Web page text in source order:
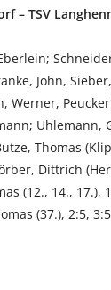
– TSV
John,
Werner,
Uhlemann,
Thomas
Dittrich
(12., 14., 17.),
(37.), 2:5,